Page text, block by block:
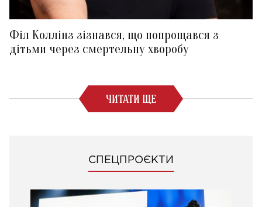
Філ Коллінз зізнався, що попрощався з
дітьми через смертельну хворобу
ЧИТАТИ ЩЕ
СПЕЦПРОЄКТИ